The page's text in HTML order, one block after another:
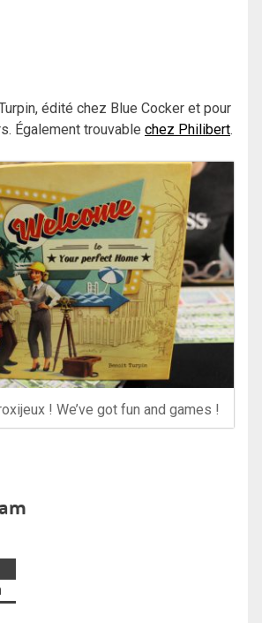
édité chez Blue Cocker et pour
Également trouvable chez Philibert.
! We’ve got fun and games !